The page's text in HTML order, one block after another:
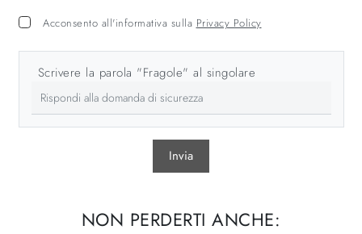
Acconsento all'informativa sulla Privacy Policy
Scrivere la parola "Fragole" al singolare
Invia
NON PERDERTI ANCHE: